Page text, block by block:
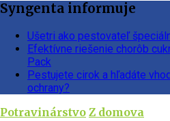
Syngenta informuje
Ušetri ako pestovateľ
Efektívne riešenie chorôb
Pack
Pestujete cirok a hľadáte
ochrany?
Potravinárstvo Z domova